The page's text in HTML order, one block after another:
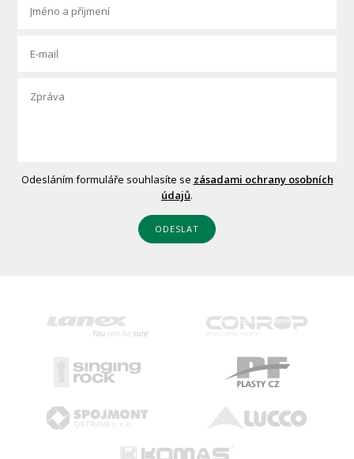
Odesláním formuláře souhlasíte se zásadami ochrany osobních
údajů.
ODESLAT